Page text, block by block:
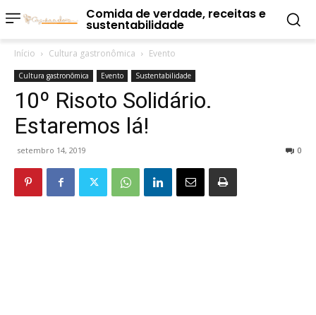
Comida de verdade, receitas e
sustentabilidade
Início Cultura gastronômica Evento
Cultura gastronômica Evento Sustentabilidade
10º Risoto Solidário.
Estaremos lá!
setembro 14, 2019 0